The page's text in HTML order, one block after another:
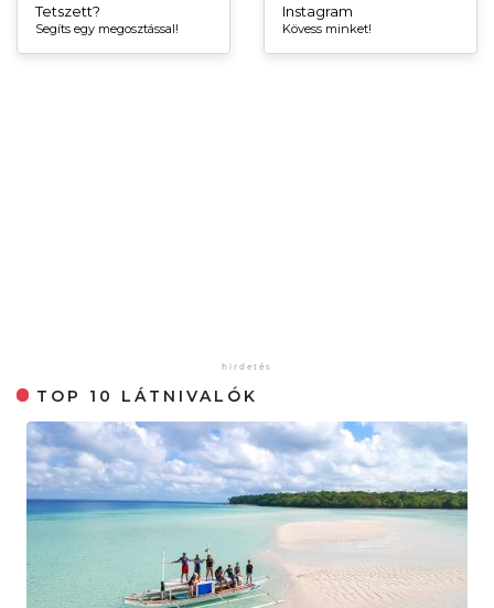
Tetszett?
Segíts egy megosztással!
Instagram
Kövess minket!
TOP 10 LÁTNIVALÓK